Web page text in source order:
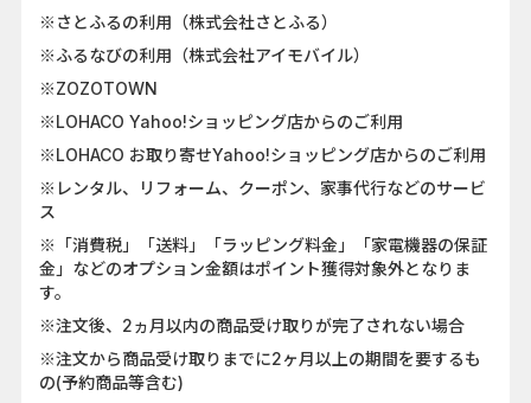
※さとふるの利用（株式会社さとふる）
※ふるなびの利用（株式会社アイモバイル）
※ZOZOTOWN
※LOHACO Yahoo!ショッピング店からのご利用
※LOHACO お取り寄せYahoo!ショッピング店からのご利用
※レンタル、リフォーム、クーポン、家事代行などのサービ
ス
※「消費税」「送料」「ラッピング料金」「家電機器の保証
金」などのオプション金額はポイント獲得対象外となりま
す。
※注文後、2ヵ月以内の商品受け取りが完了されない場合
※注文から商品受け取りまでに2ヶ月以上の期間を要するも
の(予約商品等含む)